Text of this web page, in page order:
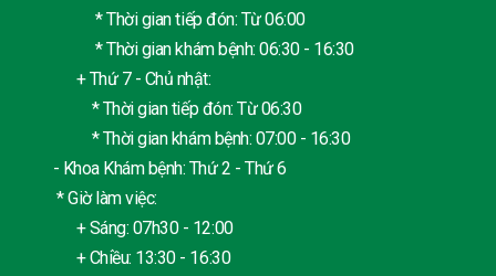
* Thời gian tiếp đón: Từ 06:00
* Thời gian khám bệnh: 06:30 - 16:30
+ Thứ 7 - Chủ nhật:
* Thời gian tiếp đón: Từ 06:30
* Thời gian khám bệnh: 07:00 - 16:30
- Khoa Khám bệnh: Thứ 2 - Thứ 6
* Giờ làm việc:
+ Sáng: 07h30 - 12:00
+ Chiều: 13:30 - 16:30